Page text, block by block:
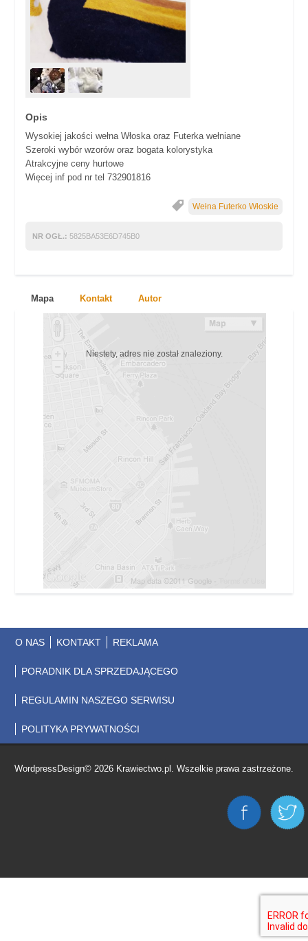
Opis
Wysokiej jakości wełna Włoska oraz Futerka wełniane
Szeroki wybór wzorów oraz bogata kolorystyka
Atrakcyjne ceny hurtowe
Więcej inf pod nr tel 732901816
Wełna Futerko Włoskie
NR OGŁ.: 5825BA53E6D745B0
Mapa Kontakt Autor
Niestety, adres nie został znaleziony.
O NAS KONTAKT REKLAMA
PORADNIK DLA SPRZEDAJĄCEGO
REGULAMIN NASZEGO SERWISU
POLITYKA PRYWATNOŚCI
WordpressDesign© 2026 Krawiectwo.pl. Wszelkie prawa zastrzeżone.